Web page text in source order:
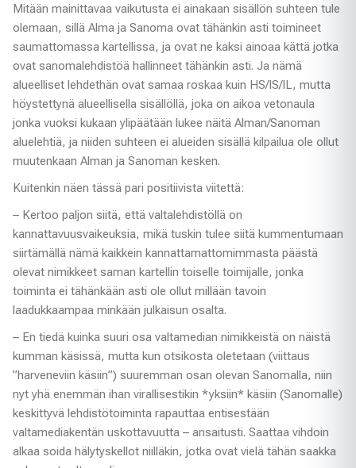
Mitään mainittavaa vaikutusta ei ainakaan sisällön suhteen tule
olemaan, sillä Alma ja Sanoma ovat tähänkin asti toimineet
saumattomassa kartellissa, ja ovat ne kaksi ainoaa kättä jotka
ovat sanomalehdistöä hallinneet tähänkin asti. Ja nämä
alueelliset lehdethän ovat samaa roskaa kuin HS/IS/IL, mutta
höystettynä alueellisella sisällöllä, joka on aikoa vetonaula
jonka vuoksi kukaan ylipäätään lukee näitä Alman/Sanoman
aluelehtiä, ja niiden suhteen ei alueiden sisällä kilpailua ole ollut
muutenkaan Alman ja Sanoman kesken.
Kuitenkin näen tässä pari positiivista viitettä:
– Kertoo paljon siitä, että valtalehdistöllä on
kannattavuusvaikeuksia, mikä tuskin tulee siitä kummentumaan
siirtämällä nämä kaikkein kannattamattomimmasta päästä
olevat nimikkeet saman kartellin toiselle toimijalle, jonka
toiminta ei tähänkään asti ole ollut millään tavoin
laadukkaampaa minkään julkaisun osalta.
– En tiedä kuinka suuri osa valtamedian nimikkeistä on näistä
kumman käsissä, mutta kun otsikosta oletetaan (viittaus
”harveneviin käsiin”) suuremman osan olevan Sanomalla, niin
nyt yhä enemmän ihan virallisestikin *yksiin* käsiin (Sanomalle)
keskittyvä lehdistötoiminta rapauttaa entisestään
valtamediakentän uskottavuutta – ansaitusti. Saattaa vihdoin
alkaa soida hälytyskellot niilläkin, jotka ovat vielä tähän saakka